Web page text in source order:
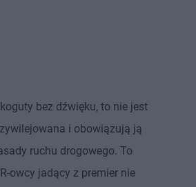
bez dźwięku, to nie jest
i obowiązują ją
ruchu drogowego. To
owcy jadący z premier nie